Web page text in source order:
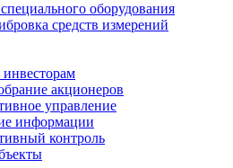
оборудования
средств измерений
акционеров
управление
информации
контроль